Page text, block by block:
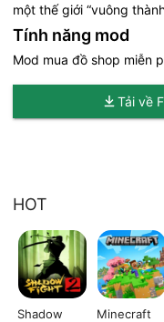
một thế giới “vuông
Tính năng mod
Mod mua đồ shop miễn
Tải về
HOT
Shadow
Minecraft